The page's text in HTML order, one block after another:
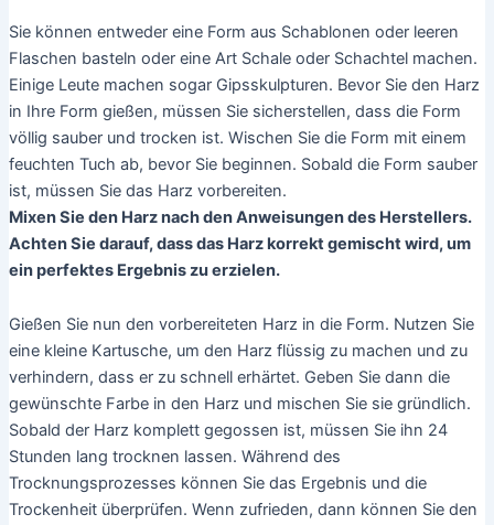
Sie können entweder eine Form aus Schablonen oder leeren
Flaschen basteln oder eine Art Schale oder Schachtel machen.
Einige Leute machen sogar Gipsskulpturen. Bevor Sie den Harz
in Ihre Form gießen, müssen Sie sicherstellen, dass die Form
völlig sauber und trocken ist. Wischen Sie die Form mit einem
feuchten Tuch ab, bevor Sie beginnen. Sobald die Form sauber
ist, müssen Sie das Harz vorbereiten.
Mixen Sie den Harz nach den Anweisungen des Herstellers.
Achten Sie darauf, dass das Harz korrekt gemischt wird, um
ein perfektes Ergebnis zu erzielen.
Gießen Sie nun den vorbereiteten Harz in die Form. Nutzen Sie
eine kleine Kartusche, um den Harz flüssig zu machen und zu
verhindern, dass er zu schnell erhärtet. Geben Sie dann die
gewünschte Farbe in den Harz und mischen Sie sie gründlich.
Sobald der Harz komplett gegossen ist, müssen Sie ihn 24
Stunden lang trocknen lassen. Während des
Trocknungsprozesses können Sie das Ergebnis und die
Trockenheit überprüfen. Wenn zufrieden, dann können Sie den